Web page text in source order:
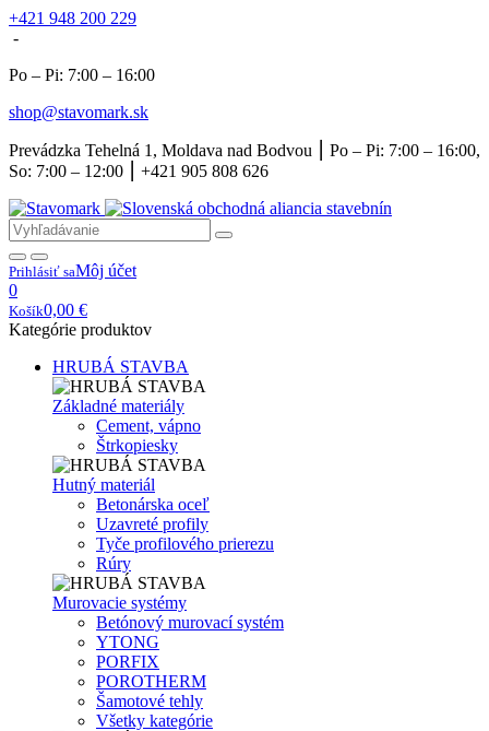
+421 948 200 229
-
Po – Pi: 7:00 – 16:00
shop@stavomark.sk
Prevádzka Tehelná 1, Moldava nad Bodvou ⎮ Po – Pi: 7:00 – 16:00,
So: 7:00 – 12:00 ⎮ +421 905 808 626
Prihlásiť saMôj účet
0
Košík0,00 €
Kategórie produktov
HRUBÁ STAVBA
Základné materiály
Cement, vápno
Štrkopiesky
Hutný materiál
Betonárska oceľ
Uzavreté profily
Tyče profilového prierezu
Rúry
Murovacie systémy
Betónový murovací systém
YTONG
PORFIX
POROTHERM
Šamotové tehly
Všetky kategórie